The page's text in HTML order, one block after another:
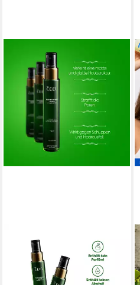
THE CEEL
Haarwasser Rosmarin Haar-
Tonikum – Gegen Haarausfall,
unterstützt Haarwachstum,